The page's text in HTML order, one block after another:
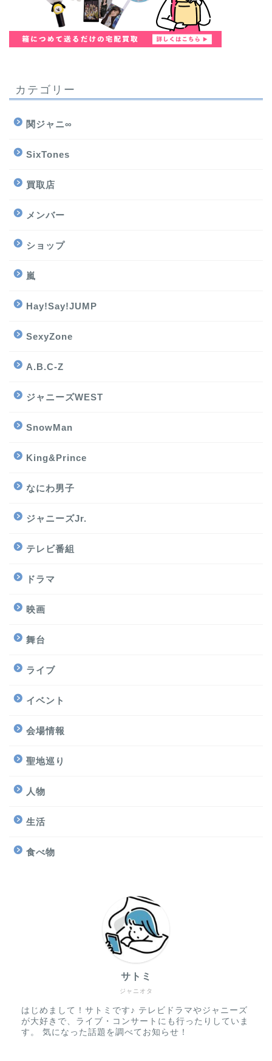
カテゴリー
関ジャニ∞
SixTones
買取店
メンバー
ショップ
嵐
Hay!Say!JUMP
SexyZone
A.B.C-Z
ジャニーズWEST
SnowMan
King&Prince
なにわ男子
ジャニーズJr.
テレビ番組
ドラマ
映画
舞台
ライブ
イベント
会場情報
聖地巡り
人物
生活
食べ物
ジャニオタ
サトミ
はじめまして！サトミです♪ テレビドラマやジャニーズ
が大好きで、ライブ・コンサートにも行ったりしていま
す。 気になった話題を調べてお知らせ！